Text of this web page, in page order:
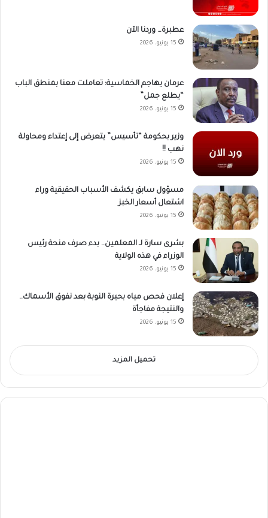
عطبرة… وردنا الآن
15 يونيو، 2026
عرمان يهاجم الخماسية: تعاملت معنا بمنطق الباب
“يطلع جمل”
15 يونيو، 2026
وزير بحكومة “تأسيس” يتعرض إلى إعتداء ومحاولة
نهب !!
15 يونيو، 2026
مسؤول سابق يكشف الأسباب الحقيقية وراء
اشتعال أسعار الخبز
15 يونيو، 2026
بشرى سارة لـ المعلمين.. بدء صرف منحة رئيس
الوزراء في هذه الولاية
15 يونيو، 2026
إعلان فحص مياه بحيرة النوبة بعد نفوق الأسماك..
والنتيجة مفاجأة
15 يونيو، 2026
تحميل المزيد